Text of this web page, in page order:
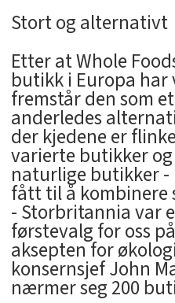
Stort og alternativt
Etter at Whole
butikk i Europa
fremstår den som
anderledes
der kjedene er
varierte butikker
naturlige butikker -
fått til å
- Storbritannia var
førstevalg for oss
aksepten for
konsernsjef John
nærmer seg 200